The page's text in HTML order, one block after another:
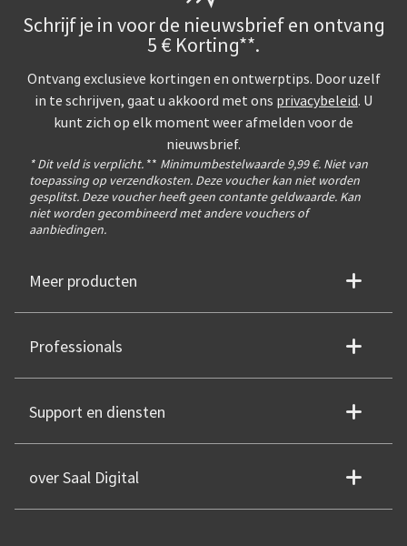
Schrijf je in voor de nieuwsbrief en ontvang
5 € Korting**.
Ontvang exclusieve kortingen en ontwerptips. Door uzelf
in te schrijven, gaat u akkoord met ons privacybeleid. U
kunt zich op elk moment weer afmelden voor de
nieuwsbrief.
* Dit veld is verplicht. ** Minimumbestelwaarde 9,99 €. Niet van
toepassing op verzendkosten. Deze voucher kan niet worden
gesplitst. Deze voucher heeft geen contante geldwaarde. Kan
niet worden gecombineerd met andere vouchers of
aanbiedingen.
Meer producten
Professionals
Support en diensten
over Saal Digital